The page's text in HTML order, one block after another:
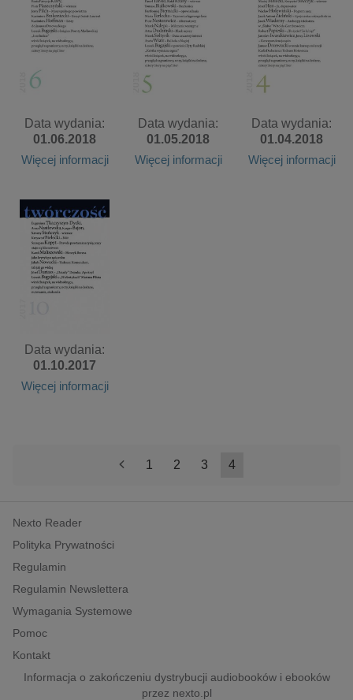
Data wydania:
01.06.2018
Więcej informacji
Data wydania:
01.05.2018
Więcej informacji
Data wydania:
01.04.2018
Więcej informacji
Data wydania:
01.10.2017
Więcej informacji
< 1 2 3 4
Nexto Reader
Polityka Prywatności
Regulamin
Regulamin Newslettera
Wymagania Systemowe
Pomoc
Kontakt
Informacja o zakończeniu dystrybucji audiobooków i ebooków
przez nexto.pl